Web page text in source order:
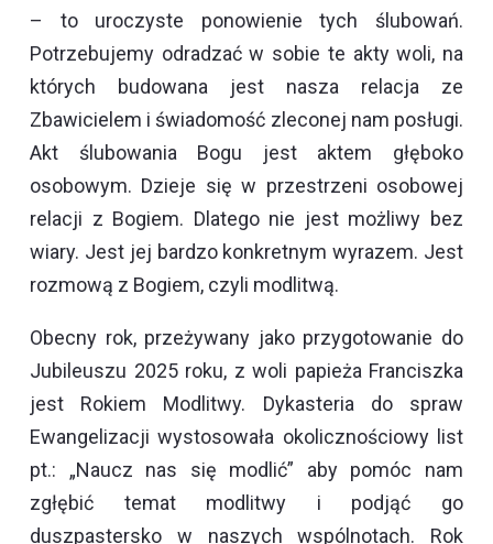
– to uroczyste ponowienie tych ślubowań.
Potrzebujemy odradzać w sobie te akty woli, na
których budowana jest nasza relacja ze
Zbawicielem i świadomość zleconej nam posługi.
Akt ślubowania Bogu jest aktem głęboko
osobowym. Dzieje się w przestrzeni osobowej
relacji z Bogiem. Dlatego nie jest możliwy bez
wiary. Jest jej bardzo konkretnym wyrazem. Jest
rozmową z Bogiem, czyli modlitwą.
Obecny rok, przeżywany jako przygotowanie do
Jubileuszu 2025 roku, z woli papieża Franciszka
jest Rokiem Modlitwy. Dykasteria do spraw
Ewangelizacji wystosowała okolicznościowy list
pt.: „Naucz nas się modlić” aby pomóc nam
zgłębić temat modlitwy i podjąć go
duszpastersko w naszych wspólnotach. Rok